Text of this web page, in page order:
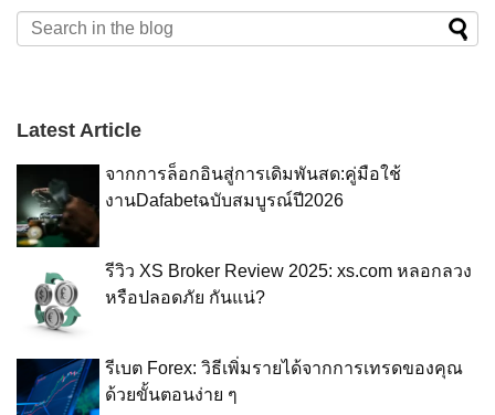
Latest Article
จากการล็อกอินสู่การเดิมพันสด:คู่มือใช้
งานDafabetฉบับสมบูรณ์ปี2026
รีวิว XS Broker Review 2025: xs.com หลอกลวง
หรือปลอดภัย กันแน่?
รีเบต Forex: วิธีเพิ่มรายได้จากการเทรดของคุณ
ด้วยขั้นตอนง่าย ๆ